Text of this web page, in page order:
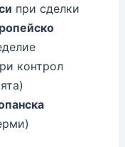
при сделки
контрол